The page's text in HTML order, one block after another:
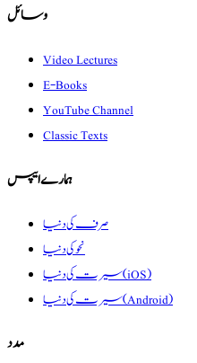
وسائل
Video Lectures
E-Books
YouTube Channel
Classic Texts
ہمارے ایپس
صرف کی دنیا
نحو کی دنیا
سیرت کی دنیا (iOS)
سیرت کی دنیا (Android)
مدد